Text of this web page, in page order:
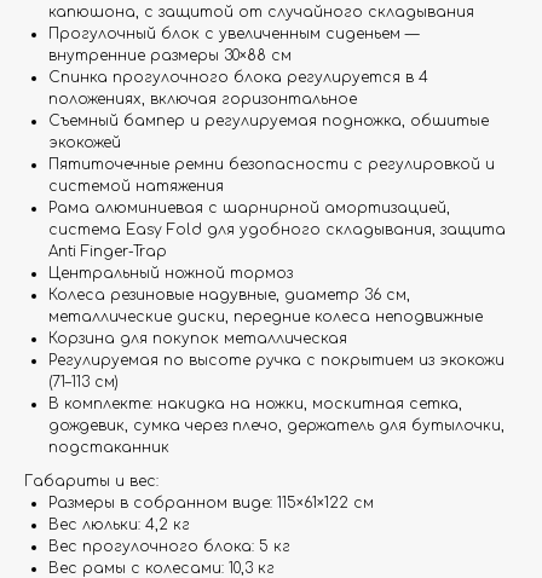
капюшона, с защитой от случайного складывания
Прогулочный блок с увеличенным сиденьем —
внутренние размеры 30×88 см
Спинка прогулочного блока регулируется в 4
положениях, включая горизонтальное
Съемный бампер и регулируемая подножка, обшитые
экокожей
Пятиточечные ремни безопасности с регулировкой и
системой натяжения
Рама алюминиевая с шарнирной амортизацией,
система Easy Fold для удобного складывания, защита
Anti Finger-Trap
Центральный ножной тормоз
Колеса резиновые надувные, диаметр 36 см,
металлические диски, передние колеса неподвижные
Корзина для покупок металлическая
Регулируемая по высоте ручка с покрытием из экокожи
(71–113 см)
В комплекте: накидка на ножки, москитная сетка,
дождевик, сумка через плечо, держатель для бутылочки,
подстаканник
Габариты и вес:
Размеры в собранном виде: 115×61×122 см
Вес люльки: 4,2 кг
Вес прогулочного блока: 5 кг
Вес рамы с колесами: 10,3 кг